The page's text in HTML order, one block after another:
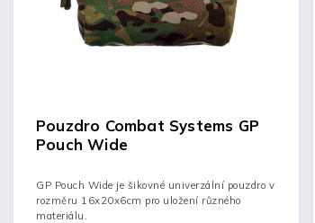
Pouzdro Combat Systems GP
Pouch Wide
GP Pouch Wide je šikovné univerzální pouzdro v
rozměru 16x20x6cm pro uložení různého
materiálu.